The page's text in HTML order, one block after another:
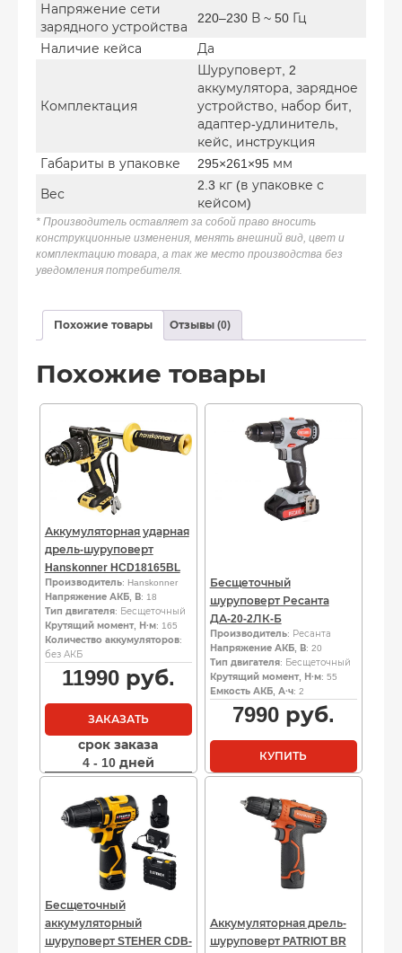
Напряжение сети
зарядного устройства
220–230 В ~ 50 Гц
Наличие кейса Да
Комплектация
Шуруповерт, 2
аккумулятора, зарядное
устройство, набор бит,
адаптер-удлинитель,
кейс, инструкция
Габариты в упаковке
295×261×95 мм
Вес
2.3 кг (в упаковке с
кейсом)
* Производитель оставляет за собой право вносить
конструкционные изменения, менять внешний вид, цвет и
комплектацию товара, а так же место производства без
уведомления потребителя.
Похожие товары Отзывы (0)
Похожие товары
Аккумуляторная ударная
дрель-шуруповерт
Hanskonner HCD18165BL
Производитель: Hanskonner
Напряжение АКБ, В: 18
Тип двигателя: Бесщеточный
Крутящий момент, Н·м: 165
Количество аккумуляторов:
без АКБ
11990руб.
ЗАКАЗАТЬ
срок заказа
4 - 10 дней
Бесщеточный
шуруповерт Ресанта
ДА-20-2ЛК-Б
Производитель: Ресанта
Напряжение АКБ, В: 20
Тип двигателя: Бесщеточный
Крутящий момент, Н·м: 55
Емкость АКБ, А·ч: 2
7990руб.
КУПИТЬ
Бесщеточный
аккумуляторный
шуруповерт STEHER CDB-
Аккумуляторная дрель-
шуруповерт PATRIOT BR